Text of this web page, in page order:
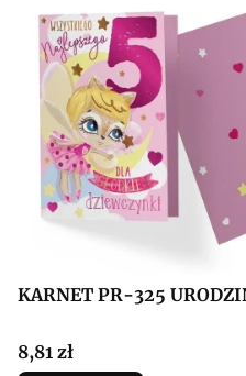
KARNET PR-325
Cena
8,81 zł